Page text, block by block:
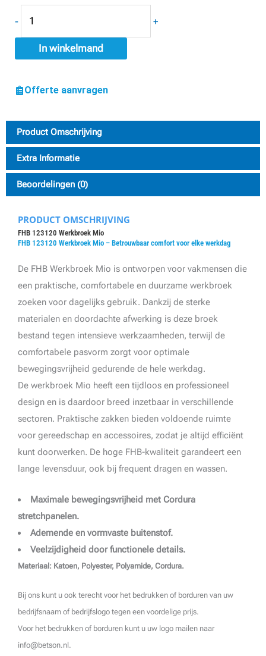
- +
In winkelmand
Offerte aanvragen
Product Omschrijving
Extra Informatie
Beoordelingen (0)
PRODUCT OMSCHRIJVING
FHB 123120 Werkbroek Mio
FHB 123120 Werkbroek Mio – Betrouwbaar comfort voor elke werkdag
De FHB Werkbroek Mio is ontworpen voor vakmensen die
een praktische, comfortabele en duurzame werkbroek
zoeken voor dagelijks gebruik. Dankzij de sterke
materialen en doordachte afwerking is deze broek
bestand tegen intensieve werkzaamheden, terwijl de
comfortabele pasvorm zorgt voor optimale
bewegingsvrijheid gedurende de hele werkdag.
De werkbroek Mio heeft een tijdloos en professioneel
design en is daardoor breed inzetbaar in verschillende
sectoren. Praktische zakken bieden voldoende ruimte
voor gereedschap en accessoires, zodat je altijd efficiënt
kunt doorwerken. De hoge FHB-kwaliteit garandeert een
lange levensduur, ook bij frequent dragen en wassen.
Maximale bewegingsvrijheid met Cordura
stretchpanelen.
Ademende en vormvaste buitenstof.
Veelzijdigheid door functionele details.
Materiaal: Katoen, Polyester, Polyamide, Cordura.
Bij ons kunt u ook terecht voor het bedrukken of borduren van uw
bedrijfsnaam of bedrijfslogo tegen een voordelige prijs.
Voor het bedrukken of borduren kunt u uw logo mailen naar
info@betson.nl.